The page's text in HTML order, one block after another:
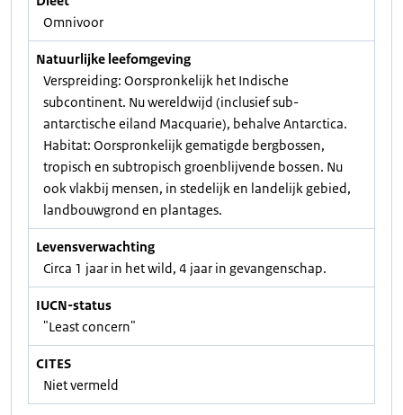
Omnivoor
Natuurlijke leefomgeving
Verspreiding: Oorspronkelijk het Indische
subcontinent. Nu wereldwijd (inclusief sub-
antarctische eiland Macquarie), behalve Antarctica.
Habitat: Oorspronkelijk gematigde bergbossen,
tropisch en subtropisch groenblijvende bossen. Nu
ook vlakbij mensen, in stedelijk en landelijk gebied,
landbouwgrond en plantages.
Levensverwachting
Circa 1 jaar in het wild, 4 jaar in gevangenschap.
IUCN-status
"Least concern"
CITES
Niet vermeld